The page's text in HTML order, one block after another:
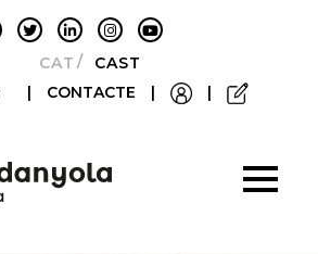
CATALÀCASTELLANO
| CONTACTE | |